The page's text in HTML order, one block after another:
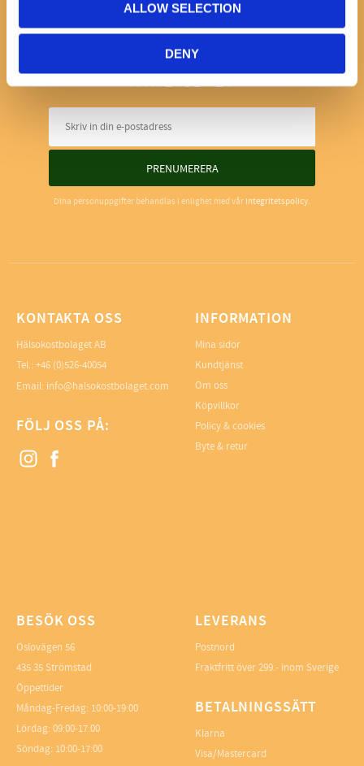
ALLOW SELECTION
DENY
NYHETSBREV
PRENUMERERA
Dina personuppgifter behandlas i enlighet med vår integritetspolicy.
KONTAKTA OSS
Hälsokostbolaget AB
Tel.: +46 (0)526-40054
Email: info@halsokostbolaget.com
FÖLJ OSS PÅ:
INFORMATION
Mina sidor
Kundtjänst
Om oss
Köpvillkor
Policy & cookies
Byte & retur
BESÖK OSS
Oslovägen 56
435 35 Strömstad
Öppettider
Måndag-Fredag: 10:00-19:00
Lördag: 09:00-17:00
Söndag: 10:00-17:00
LEVERANS
Postnord
Fraktfritt över 299.- inom Sverige
BETALNINGSSÄTT
Klarna
Visa/Mastercard